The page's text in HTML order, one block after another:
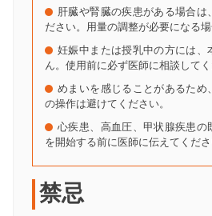
肝臓や腎臓の疾患がある場合は
ださい。用量の調整が必要になる場
妊娠中または授乳中の方には、
ん。使用前に必ず医師に相談してく
めまいを感じることがあるため
の操作は避けてください。
心疾患、高血圧、甲状腺疾患の
を開始する前に医師に伝えてくださ
禁忌